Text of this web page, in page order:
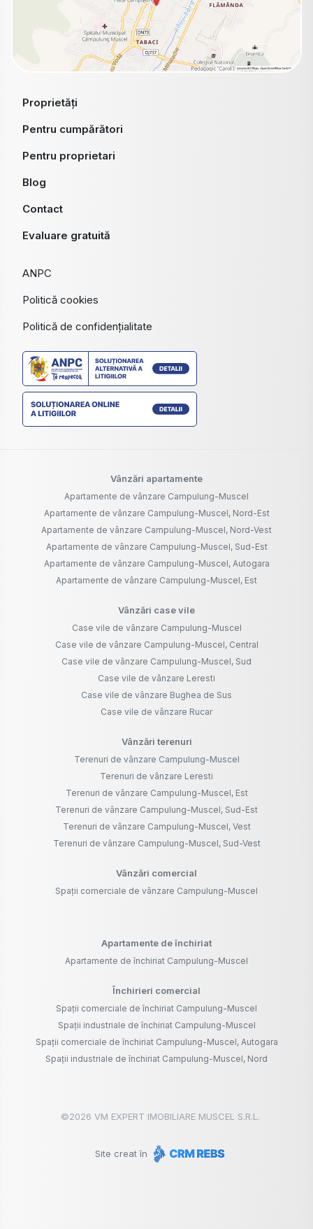
Proprietăți
Pentru cumpărători
Pentru proprietari
Blog
Contact
Evaluare gratuită
ANPC
Politică cookies
Politică de confidențialitate
Vânzări apartamente
Apartamente de vânzare Campulung-Muscel
Apartamente de vânzare Campulung-Muscel, Nord-Est
Apartamente de vânzare Campulung-Muscel, Nord-Vest
Apartamente de vânzare Campulung-Muscel, Sud-Est
Apartamente de vânzare Campulung-Muscel, Autogara
Apartamente de vânzare Campulung-Muscel, Est
Vânzări case vile
Case vile de vânzare Campulung-Muscel
Case vile de vânzare Campulung-Muscel, Central
Case vile de vânzare Campulung-Muscel, Sud
Case vile de vânzare Leresti
Case vile de vânzare Bughea de Sus
Case vile de vânzare Rucar
Vânzări terenuri
Terenuri de vânzare Campulung-Muscel
Terenuri de vânzare Leresti
Terenuri de vânzare Campulung-Muscel, Est
Terenuri de vânzare Campulung-Muscel, Sud-Est
Terenuri de vânzare Campulung-Muscel, Vest
Terenuri de vânzare Campulung-Muscel, Sud-Vest
Vânzări comercial
Spații comerciale de vânzare Campulung-Muscel
Apartamente de închiriat
Apartamente de închiriat Campulung-Muscel
Închirieri comercial
Spații comerciale de închiriat Campulung-Muscel
Spații industriale de închiriat Campulung-Muscel
Spații comerciale de închiriat Campulung-Muscel, Autogara
Spații industriale de închiriat Campulung-Muscel, Nord
©2026 VM EXPERT IMOBILIARE MUSCEL S.R.L.
Site creat în